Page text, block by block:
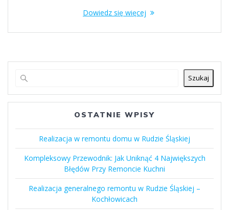
Dowiedz się więcej
Szukaj
OSTATNIE WPISY
Realizacja w remontu domu w Rudzie Śląskiej
Kompleksowy Przewodnik: Jak Uniknąć 4 Największych
Błędów Przy Remoncie Kuchni
Realizacja generalnego remontu w Rudzie Śląskiej –
Kochłowicach